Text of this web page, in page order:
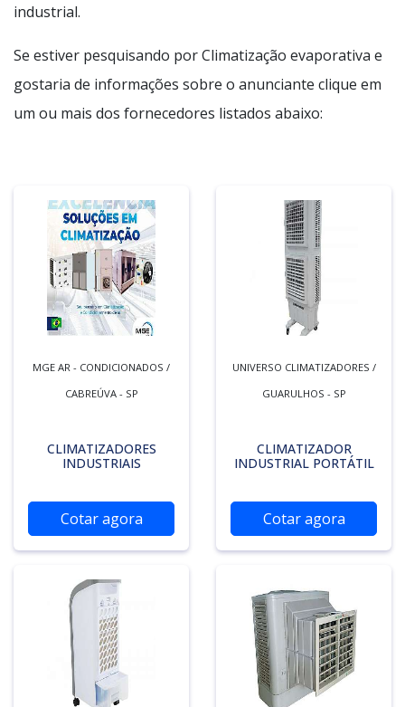
industrial.
Se estiver pesquisando por Climatização evaporativa e
gostaria de informações sobre o anunciante clique em
um ou mais dos fornecedores listados abaixo:
MGE AR - CONDICIONADOS /
CABREÚVA - SP
CLIMATIZADORES
INDUSTRIAIS
Cotar agora
UNIVERSO CLIMATIZADORES /
GUARULHOS - SP
CLIMATIZADOR
INDUSTRIAL PORTÁTIL
Cotar agora